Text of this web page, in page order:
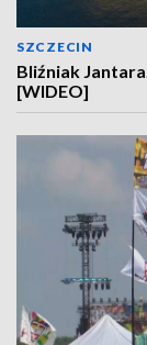
SZCZECIN
Bliźniak
[WIDEO]